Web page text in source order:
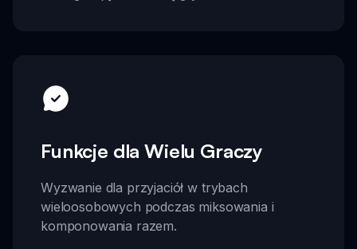
Funkcje dla Wielu Graczy
Wyzwanie dla przyjaciół w trybach
wieloosobowych podczas miksowania i
komponowania razem.